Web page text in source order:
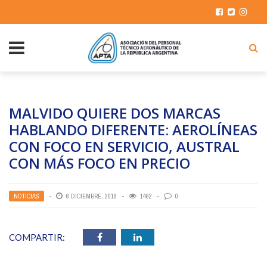
MALVIDO QUIERE DOS MARCAS
HABLANDO DIFERENTE: AEROLÍNEAS
CON FOCO EN SERVICIO, AUSTRAL
CON MÁS FOCO EN PRECIO
NOTICIAS 6 DICIEMBRE, 2018 1462 0
COMPARTIR: